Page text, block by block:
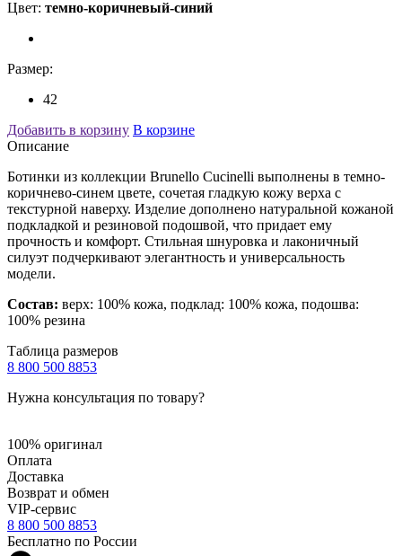
Цвет: темно-коричневый-синий
Размер:
42
Добавить в корзину В корзине
Описание
Ботинки из коллекции Brunello Cucinelli выполнены в темно-
коричнево-синем цвете, сочетая гладкую кожу верха с
текстурной наверху. Изделие дополнено натуральной кожаной
подкладкой и резиновой подошвой, что придает ему
прочность и комфорт. Стильная шнуровка и лаконичный
силуэт подчеркивают элегантность и универсальность
модели.
Состав: верх: 100% кожа, подклад: 100% кожа, подошва:
100% резина
Таблица размеров
8 800 500 8853
Нужна консультация по товару?
100% оригинал
Оплата
Доставка
Возврат и обмен
VIP-сервис
8 800 500 8853
Бесплатно по России